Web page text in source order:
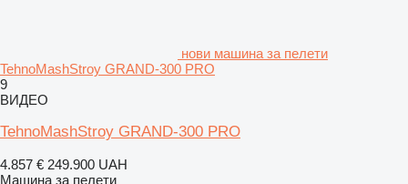
нови машина за пелети
TehnoMashStroy GRAND-300 PRO
9
ВИДЕО
TehnoMashStroy GRAND-300 PRO
4.857 € 249.900 UAH
Машина за пелети